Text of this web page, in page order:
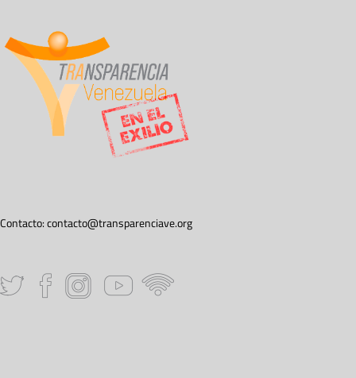
Contacto:contacto@transparenciave.org